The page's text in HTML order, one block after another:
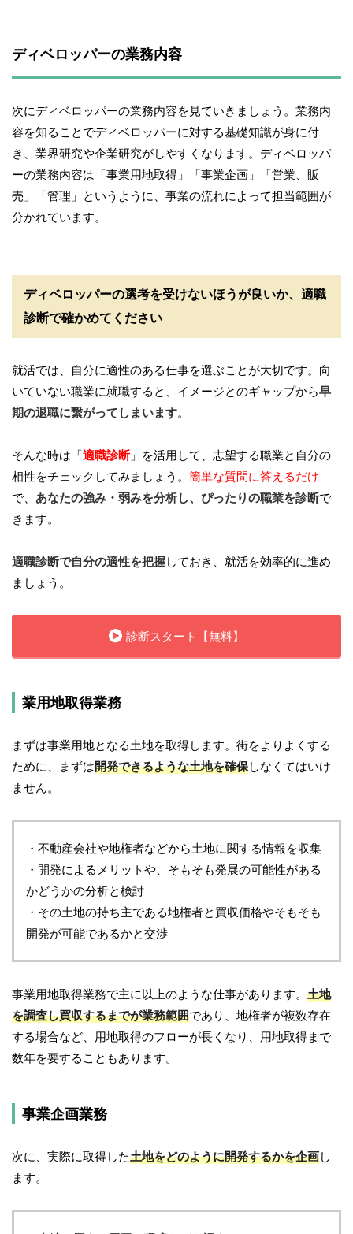
ディベロッパーの業務内容
次にディベロッパーの業務内容を見ていきましょう。業務内
容を知ることでディベロッパーに対する基礎知識が身に付
き、業界研究や企業研究がしやすくなります。ディベロッパ
ーの業務内容は「事業用地取得」「事業企画」「営業、販
売」「管理」というように、事業の流れによって担当範囲が
分かれています。
ディベロッパーの選考を受けないほうが良いか、適職
診断で確かめてください
就活では、自分に適性のある仕事を選ぶことが大切です。向
いていない職業に就職すると、イメージとのギャップから早
期の退職に繋がってしまいます。
そんな時は「適職診断」を活用して、志望する職業と自分の
相性をチェックしてみましょう。 簡単な質問に答えるだけ
で、 あなたの強み・弱みを分析し、ぴったりの職業を診断で
きます。
適職診断で自分の適性を把握しておき、就活を効率的に進め
ましょう。
診断スタート【無料】
業用地取得業務
まずは事業用地となる土地を取得します。街をよりよくする
ために、まずは開発できるような土地を確保しなくてはいけ
ません。
・不動産会社や地権者などから土地に関する情報を収集
・開発によるメリットや、そもそも発展の可能性がある
かどうかの分析と検討
・その土地の持ち主である地権者と買収価格やそもそも
開発が可能であるかと交渉
事業用地取得業務で主に以上のような仕事があります。 土地
を調査し買収するまでが業務範囲であり、地権者が複数存在
する場合など、用地取得のフローが長くなり、用地取得まで
数年を要することもあります。
事業企画業務
次に、実際に取得した土地をどのように開発するかを企画し
ます。